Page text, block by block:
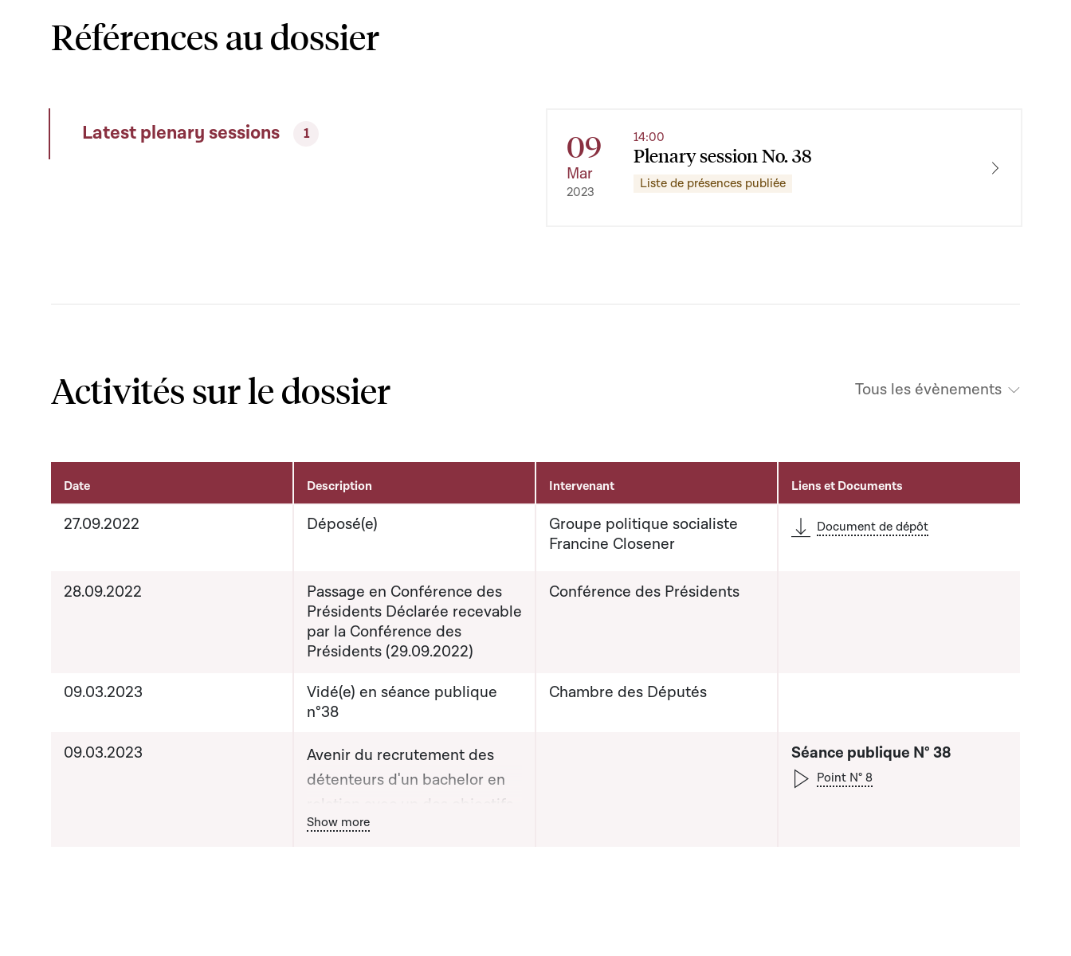
Références au dossier
Latest plenary sessions 1 09
Mar
2023
Plenary session No. 38
14:00
Liste de présences publiée
Activités sur le dossier Tous les évènements
Activités sur le dossier
Date Description Intervenant Liens et Documents
27.09.2022 Déposé(e)
Groupe politique socialiste
Francine Closener
Document de dépôt
28.09.2022
Passage en Conférence des
Présidents Déclarée recevable
par la Conférence des
Présidents (29.09.2022)
Conférence des Présidents
09.03.2023
Vidé(e) en séance publique
n°38
Chambre des Députés
09.03.2023
Avenir du recrutement des
détenteurs d'un bachelor en
relation avec un des objectifs
de l'enseignement
Bouton graphique servant à afficher ou cacher tous les éléments de la liste qui précède
Show more
Séance publique N° 38
Point N° 8